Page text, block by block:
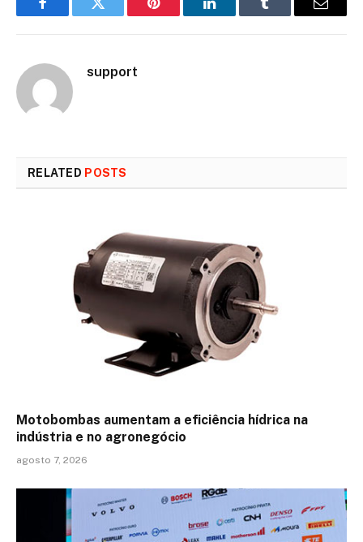
FacebookTwitter Pinterest LinkedInTumblr Email
support
RELATED POSTS
Motobombas aumentam a eficiência hídrica na
indústria e no agronegócio
agosto 7, 2026